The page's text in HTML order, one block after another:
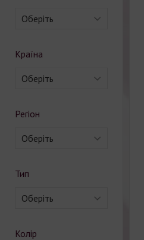
Оберіть
Країна
Оберіть
Регіон
Оберіть
Тип
Оберіть
Колір